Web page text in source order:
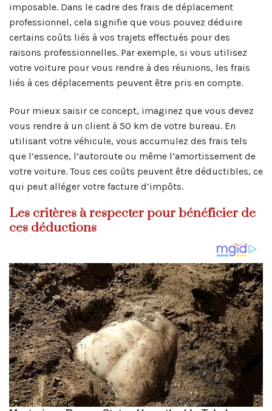
imposable. Dans le cadre des frais de déplacement
professionnel, cela signifie que vous pouvez déduire
certains coûts liés à vos trajets effectués pour des
raisons professionnelles. Par exemple, si vous utilisez
votre voiture pour vous rendre à des réunions, les frais
liés à ces déplacements peuvent être pris en compte.
Pour mieux saisir ce concept, imaginez que vous devez
vous rendre à un client à 50 km de votre bureau. En
utilisant votre véhicule, vous accumulez des frais tels
que l’essence, l’autoroute ou même l’amortissement de
votre voiture. Tous ces coûts peuvent être déductibles, ce
qui peut alléger votre facture d’impôts.
Les critères à respecter pour bénéficier de
ces déductions